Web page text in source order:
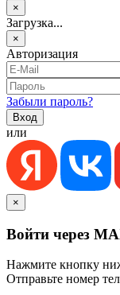
×
Загрузка...
×
Авторизация
Забыли пароль?
или
×
Войти через
Нажмите кнопку
Отправьте номер